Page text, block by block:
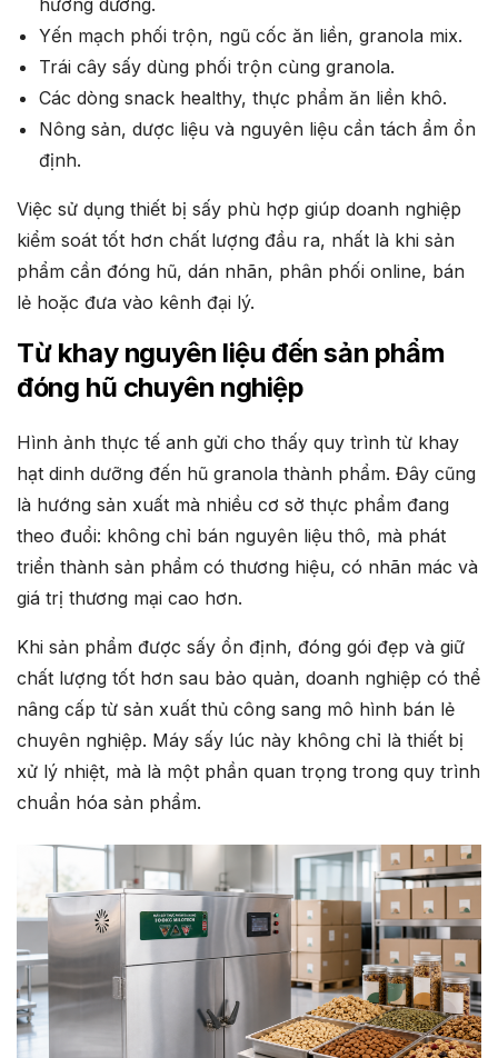
hướng dương.
Yến mạch phối trộn, ngũ cốc ăn liền, granola mix.
Trái cây sấy dùng phối trộn cùng granola.
Các dòng snack healthy, thực phẩm ăn liền khô.
Nông sản, dược liệu và nguyên liệu cần tách ẩm ổn
định.
Việc sử dụng thiết bị sấy phù hợp giúp doanh nghiệp
kiểm soát tốt hơn chất lượng đầu ra, nhất là khi sản
phẩm cần đóng hũ, dán nhãn, phân phối online, bán
lẻ hoặc đưa vào kênh đại lý.
Từ khay nguyên liệu đến sản phẩm
đóng hũ chuyên nghiệp
Hình ảnh thực tế anh gửi cho thấy quy trình từ khay
hạt dinh dưỡng đến hũ granola thành phẩm. Đây cũng
là hướng sản xuất mà nhiều cơ sở thực phẩm đang
theo đuổi: không chỉ bán nguyên liệu thô, mà phát
triển thành sản phẩm có thương hiệu, có nhãn mác và
giá trị thương mại cao hơn.
Khi sản phẩm được sấy ổn định, đóng gói đẹp và giữ
chất lượng tốt hơn sau bảo quản, doanh nghiệp có thể
nâng cấp từ sản xuất thủ công sang mô hình bán lẻ
chuyên nghiệp. Máy sấy lúc này không chỉ là thiết bị
xử lý nhiệt, mà là một phần quan trọng trong quy trình
chuẩn hóa sản phẩm.